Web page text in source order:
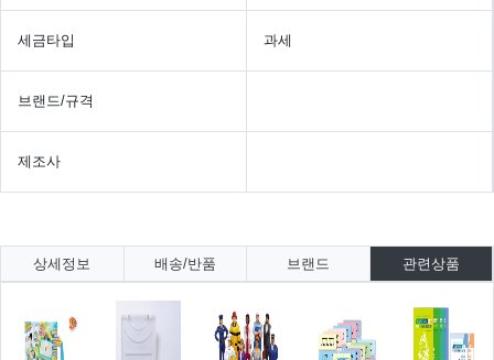
세금타입 과세
브랜드/규격
제조사
상세정보 배송/반품 브랜드 관련상품